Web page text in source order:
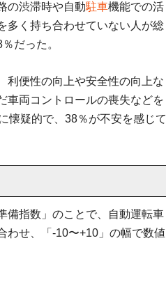
の渋滞時や自動駐車機能での活
多く持ち合わせていない人が総
だった。
利便性の向上や安全性の向上な
車両コントロールの喪失などを
懐疑的で、38％が不安を感じて
備指数」のことで、自動運転車
わせ、「-10〜+10」の幅で数値